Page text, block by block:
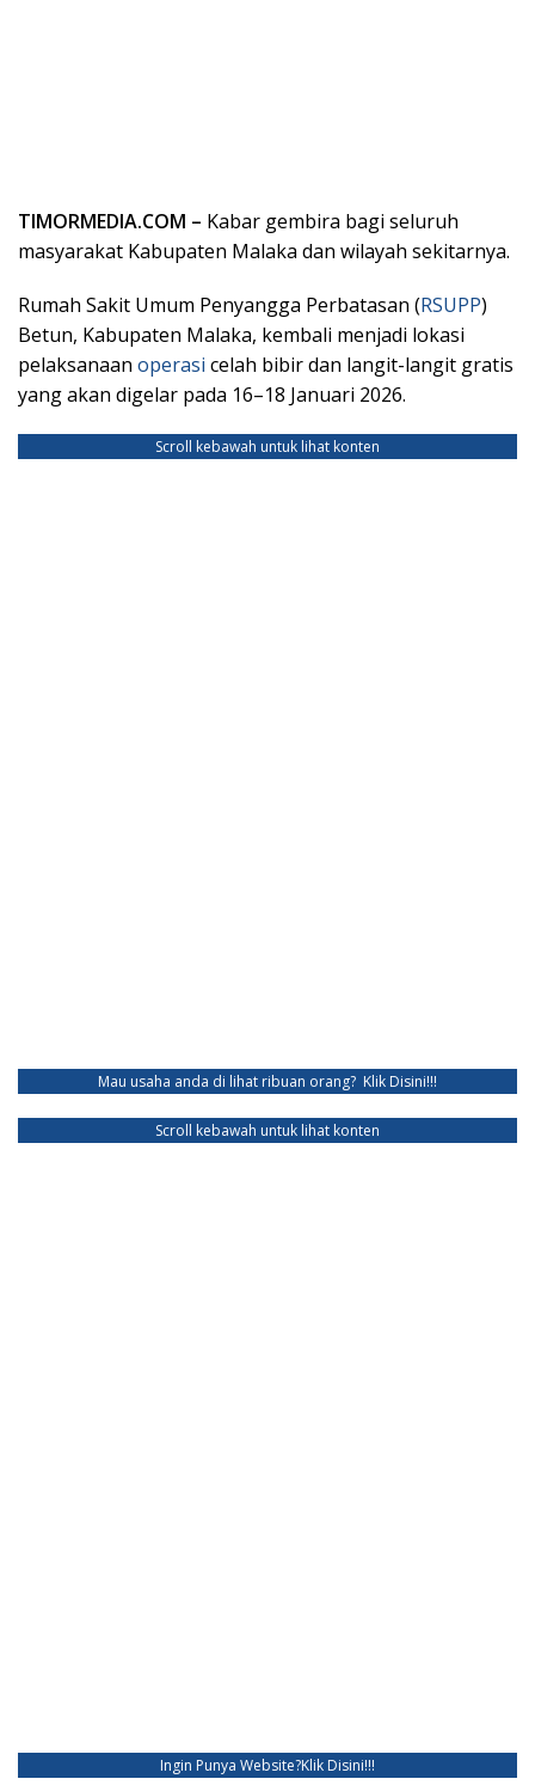
TIMORMEDIA.COM – Kabar gembira bagi seluruh
masyarakat Kabupaten Malaka dan wilayah sekitarnya.
Rumah Sakit Umum Penyangga Perbatasan (RSUPP)
Betun, Kabupaten Malaka, kembali menjadi lokasi
pelaksanaan operasi celah bibir dan langit-langit gratis
yang akan digelar pada 16–18 Januari 2026.
Scroll kebawah untuk lihat konten
Mau usaha anda di lihat ribuan orang? Klik Disini!!!
Scroll kebawah untuk lihat konten
Ingin Punya Website?Klik Disini!!!